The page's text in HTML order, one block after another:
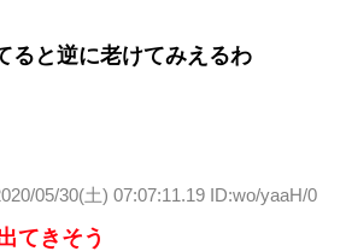
ると逆に老けてみえるわ
05/30(土) 07:07:11.19 ID:wo/yaaH/0
てきそう